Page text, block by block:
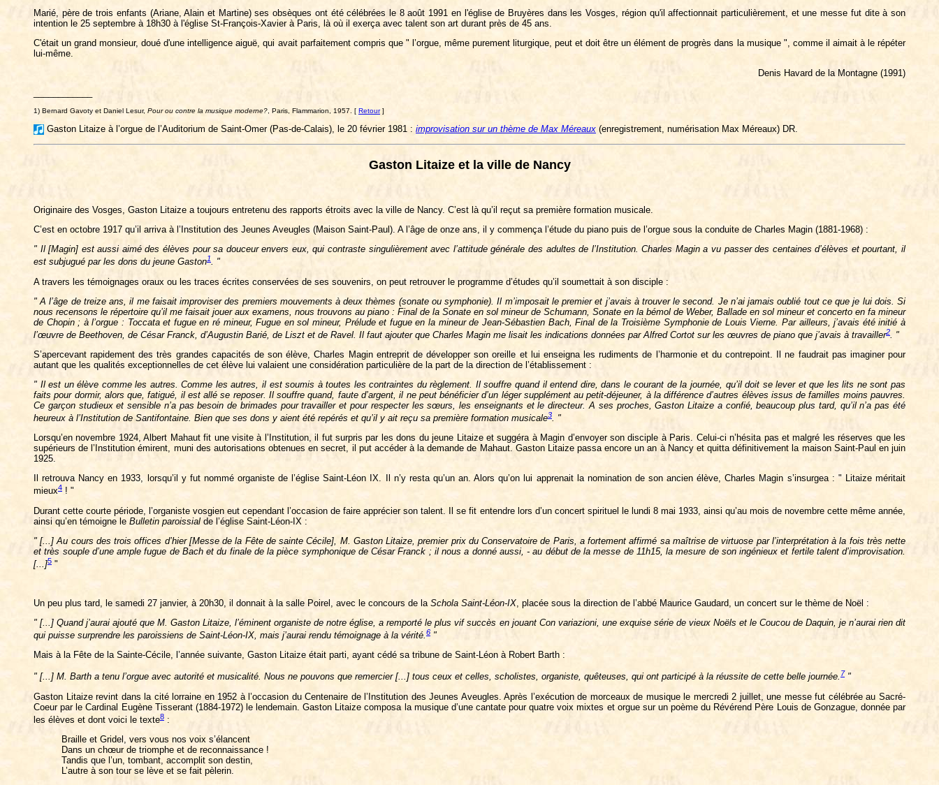
Marié, père de trois enfants (Ariane, Alain et Martine) ses obsèques ont été célébrées le 8 août 1991 en l'église de Bruyères dans les Vosges, région qu'il affectionnait particulièrement, et une messe fut dite à son
intention le 25 septembre à 18h30 à l'église St-François-Xavier à Paris, là où il exerça avec talent son art durant près de 45 ans.
C'était un grand monsieur, doué d'une intelligence aiguë, qui avait parfaitement compris que " l’orgue, même purement liturgique, peut et doit être un élément de progrès dans la musique ", comme il aimait à le répéter
lui-même.
Denis Havard de la Montagne (1991)
1) Bernard Gavoty et Daniel Lesur, Pour ou contre la musique moderne?, Paris, Flammarion, 1957. [ Retour]
Gaston Litaize à l’orgue de l’Auditorium de Saint-Omer (Pas-de-Calais), le 20 février 1981 : improvisation sur un thème de Max Méreaux (enregistrement, numérisation Max Méreaux) DR.
Gaston Litaize et la ville de Nancy
Originaire des Vosges, Gaston Litaize a toujours entretenu des rapports étroits avec la ville de Nancy. C’est là qu’il reçut sa première formation musicale.
C’est en octobre 1917 qu’il arriva à l’Institution des Jeunes Aveugles (Maison Saint-Paul). A l’âge de onze ans, il y commença l’étude du piano puis de l’orgue sous la conduite de Charles Magin (1881-1968) :
" Il [Magin] est aussi aimé des élèves pour sa douceur envers eux, qui contraste singulièrement avec l’attitude générale des adultes de l’Institution. Charles Magin a vu passer des centaines d’élèves et pourtant, il
est subjugué par les dons du jeune Gaston1. "
A travers les témoignages oraux ou les traces écrites conservées de ses souvenirs, on peut retrouver le programme d’études qu’il soumettait à son disciple :
" A l’âge de treize ans, il me faisait improviser des premiers mouvements à deux thèmes (sonate ou symphonie). Il m’imposait le premier et j’avais à trouver le second. Je n’ai jamais oublié tout ce que je lui dois. Si
nous recensons le répertoire qu’il me faisait jouer aux examens, nous trouvons au piano : Final de la Sonate en sol mineur de Schumann, Sonate en la bémol de Weber, Ballade en sol mineur et concerto en fa mineur
de Chopin ; à l’orgue : Toccata et fugue en ré mineur, Fugue en sol mineur, Prélude et fugue en la mineur de Jean-Sébastien Bach, Final de la Troisième Symphonie de Louis Vierne. Par ailleurs, j’avais été initié à
l’œuvre de Beethoven, de César Franck, d’Augustin Barié, de Liszt et de Ravel. Il faut ajouter que Charles Magin me lisait les indications données par Alfred Cortot sur les œuvres de piano que j’avais à travailler2
. "
S’apercevant rapidement des très grandes capacités de son élève, Charles Magin entreprit de développer son oreille et lui enseigna les rudiments de l’harmonie et du contrepoint. Il ne faudrait pas imaginer pour
autant que les qualités exceptionnelles de cet élève lui valaient une considération particulière de la part de la direction de l’établissement :
" Il est un élève comme les autres. Comme les autres, il est soumis à toutes les contraintes du règlement. Il souffre quand il entend dire, dans le courant de la journée, qu’il doit se lever et que les lits ne sont pas
faits pour dormir, alors que, fatigué, il est allé se reposer. Il souffre quand, faute d’argent, il ne peut bénéficier d’un léger supplément au petit-déjeuner, à la différence d’autres élèves issus de familles moins pauvres.
Ce garçon studieux et sensible n’a pas besoin de brimades pour travailler et pour respecter les sœurs, les enseignants et le directeur. A ses proches, Gaston Litaize a confié, beaucoup plus tard, qu’il n’a pas été
heureux à l’Institution de Santifontaine. Bien que ses dons y aient été repérés et qu’il y ait reçu sa première formation musicale3. "
Lorsqu’en novembre 1924, Albert Mahaut fit une visite à l’Institution, il fut surpris par les dons du jeune Litaize et suggéra à Magin d’envoyer son disciple à Paris. Celui-ci n’hésita pas et malgré les réserves que les
supérieurs de l’Institution émirent, muni des autorisations obtenues en secret, il put accéder à la demande de Mahaut. Gaston Litaize passa encore un an à Nancy et quitta définitivement la maison Saint-Paul en juin
1925.
Il retrouva Nancy en 1933, lorsqu’il y fut nommé organiste de l’église Saint-Léon IX. Il n’y resta qu’un an. Alors qu’on lui apprenait la nomination de son ancien élève, Charles Magin s’insurgea : " Litaize méritait
mieux4 ! "
Durant cette courte période, l’organiste vosgien eut cependant l’occasion de faire apprécier son talent. Il se fit entendre lors d’un concert spirituel le lundi 8 mai 1933, ainsi qu’au mois de novembre cette même année,
ainsi qu’en témoigne le Bulletin paroissial de l’église Saint-Léon-IX :
" [...] Au cours des trois offices d’hier [Messe de la Fête de sainte Cécile], M. Gaston Litaize, premier prix du Conservatoire de Paris, a fortement affirmé sa maîtrise de virtuose par l’interprétation à la fois très nette
et très souple d’une ample fugue de Bach et du finale de la pièce symphonique de César Franck ; il nous a donné aussi, - au début de la messe de 11h15, la mesure de son ingénieux et fertile talent d’improvisation.
[...]5 "
Un peu plus tard, le samedi 27 janvier, à 20h30, il donnait à la salle Poirel, avec le concours de la Schola Saint-Léon-IX , placée sous la direction de l’abbé Maurice Gaudard, un concert sur le thème de Noël :
" [...] Quand j’aurai ajouté que M. Gaston Litaize, l’éminent organiste de notre église, a remporté le plus vif succès en jouant Con variazioni, une exquise série de vieux Noëls et le Coucou de Daquin, je n’aurai rien dit
qui puisse surprendre les paroissiens de Saint-Léon-IX, mais j’aurai rendu témoignage à la vérité.6 "
Mais à la Fête de la Sainte-Cécile, l’année suivante, Gaston Litaize était parti, ayant cédé sa tribune de Saint-Léon à Robert Barth :
" [...] M. Barth a tenu l’orgue avec autorité et musicalité. Nous ne pouvons que remercier [...] tous ceux et celles, scholistes, organiste, quêteuses, qui ont participé à la réussite de cette belle journée. 7 "
Gaston Litaize revint dans la cité lorraine en 1952 à l’occasion du Centenaire de l’Institution des Jeunes Aveugles. Après l’exécution de morceaux de musique le mercredi 2 juillet, une messe fut célébrée au Sacré-
Coeur par le Cardinal Eugène Tisserant (1884-1972) le lendemain. Gaston Litaize composa la musique d’une cantate pour quatre voix mixtes et orgue sur un poème du Révérend Père Louis de Gonzague, donnée par
les élèves et dont voici le texte8 :
Braille et Gridel, vers vous nos voix s’élancent
Dans un chœur de triomphe et de reconnaissance !
Tandis que l’un, tombant, accomplit son destin,
L’autre à son tour se lève et se fait pèlerin.